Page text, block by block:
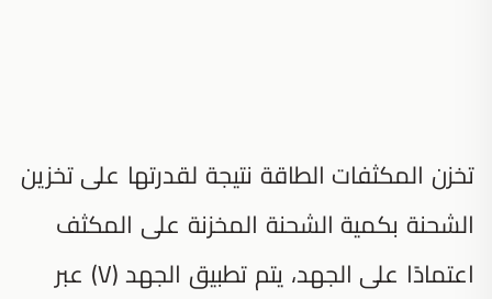
تخزن المكثفات الطاقة نتيجة لقدرتها على تخزين
الشحنة بكمية الشحنة المخزنة على المكثف
اعتمادًا على الجهد، يتم تطبيق الجهد (V) عبر